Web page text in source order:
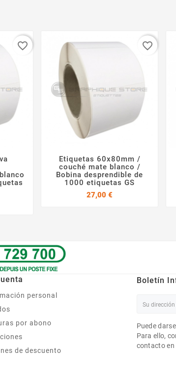
favorite_border
 
Etiquetas 60x80mm /
couché mate blanco /
Bobina desprendible de
1000 etiquetas GS
27,00 €
favorite_border
personal
por abono
de descuento
Boletín
Puede
Para ello,
contacto en